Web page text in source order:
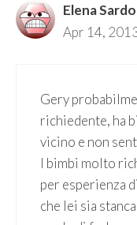
Elena Sardo
Apr 14,
Gery
richiedente, ha
vicino e non
I bimbi molto
per esperienza
che lei sia